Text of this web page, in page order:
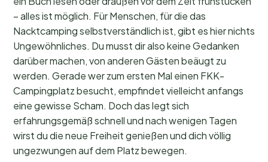
– alles ist möglich. Für Menschen, für die das
Nacktcamping selbstverständlich ist, gibt es hier nichts
Ungewöhnliches. Du musst dir also keine Gedanken
darüber machen, von anderen Gästen beäugt zu
werden. Gerade wer zum ersten Mal einen FKK-
Campingplatz besucht, empfindet vielleicht anfangs
eine gewisse Scham. Doch das legt sich
erfahrungsgemäß schnell und nach wenigen Tagen
wirst du die neue Freiheit genießen und dich völlig
ungezwungen auf dem Platz bewegen.